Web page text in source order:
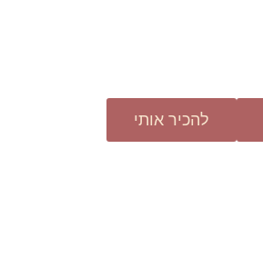
להכיר אותי